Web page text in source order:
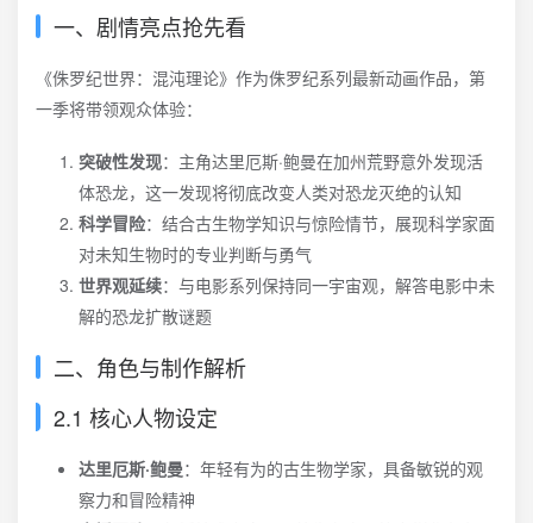
一、剧情亮点抢先看
《侏罗纪世界：混沌理论》作为侏罗纪系列最新动画作品，第
一季将带领观众体验：
突破性发现：主角达里厄斯·鲍曼在加州荒野意外发现活
体恐龙，这一发现将彻底改变人类对恐龙灭绝的认知
科学冒险：结合古生物学知识与惊险情节，展现科学家面
对未知生物时的专业判断与勇气
世界观延续：与电影系列保持同一宇宙观，解答电影中未
解的恐龙扩散谜题
二、角色与制作解析
2.1 核心人物设定
达里厄斯·鲍曼：年轻有为的古生物学家，具备敏锐的观
察力和冒险精神